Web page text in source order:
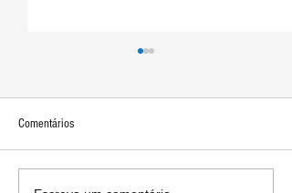
Comentários